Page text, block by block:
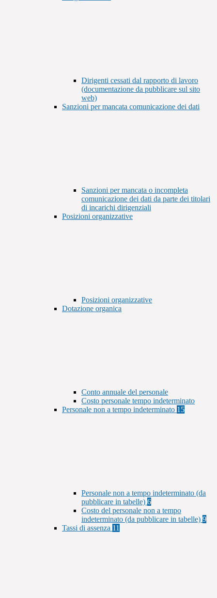
Dirigenti cessati dal rapporto di lavoro
(documentazione da pubblicare sul sito
web)
Sanzioni per mancata comunicazione dei dati
Sanzioni per mancata o incompleta
comunicazione dei dati da parte dei titolari
di incarichi dirigenziali
Posizioni organizzative
Posizioni organizzative
Dotazione organica
Conto annuale del personale
Costo personale tempo indeterminato
Personale non a tempo indeterminato 15
Personale non a tempo indeterminato (da
pubblicare in tabelle) 6
Costo del personale non a tempo
indeterminato (da pubblicare in tabelle) 9
Tassi di assenza 11